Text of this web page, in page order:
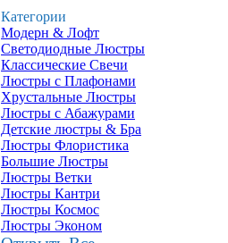
Категории
Модерн & Лофт
Светодиодные Люстры
Классические Свечи
Люстры с Плафонами
Хрустальные Люстры
Люстры с Абажурами
Детские люстры & Бра
Люстры Флористика
Большие Люстры
Люстры Ветки
Люстры Кантри
Люстры Космос
Люстры Эконом